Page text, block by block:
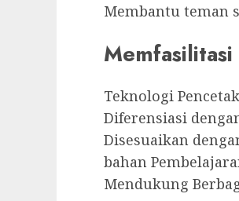
Membantu teman
Teknologi
Diferensiasi
Disesuaikan
bahan
Mendukung